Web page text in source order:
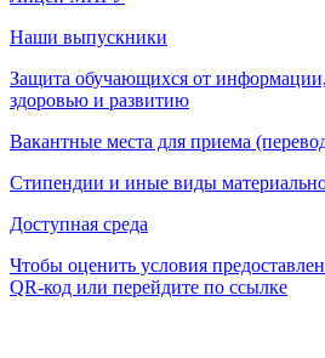
Наши выпускники
Защита обучающихся от
здоровью и развитию
Вакантные места для приема
Стипендии и иные виды
Доступная среда
Чтобы оценить условия
QR-код или перейдите по ссылке